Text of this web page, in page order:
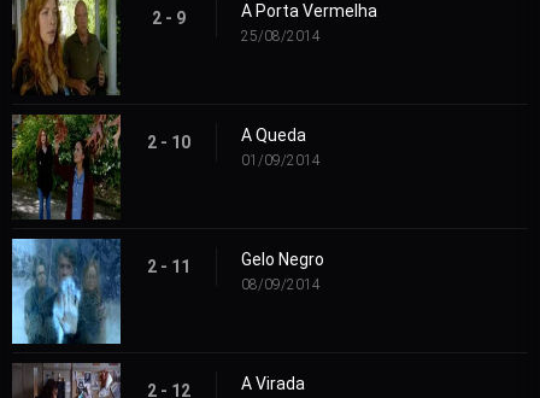
2 - 9 A Porta Vermelha
25/08/2014
2 - 10 A Queda
01/09/2014
2 - 11 Gelo Negro
08/09/2014
2 - 12 A Virada